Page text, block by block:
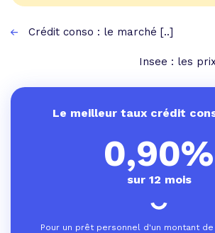
Crédit conso : le marché [..]
Insee : les
Le meilleur taux crédit
0,90%
sur 12 mois
Pour un prêt personnel d'un montant de